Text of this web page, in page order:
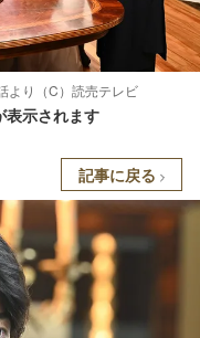
より（C）読売テレビ
表示されます
記事に戻る